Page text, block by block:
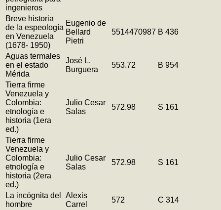
ingenieros
Breve historia
de la espeología
en Venezuela
(1678- 1950)
Eugenio de
Bellard
Pietri
5514470987 B 436
Aguas termales
en el estado
Mérida
José L.
Burguera
553.72 B 954
Tierra firme
Venezuela y
Colombia:
etnología e
historia (1era
ed.)
Julio Cesar
Salas
572.98 S 161
Tierra firme
Venezuela y
Colombia:
etnología e
historia (2era
ed.)
Julio Cesar
Salas
572.98 S 161
La incógnita del
hombre
Alexis
Carrel
572
C 314